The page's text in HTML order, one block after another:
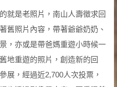
就是老照片，南山人壽徵求回
舊照片內容，帶著爺爺奶奶、
，亦或是帶爸媽重遊小時候一
地重遊的照片，創造新的回
展，經過近2,700人次投票，